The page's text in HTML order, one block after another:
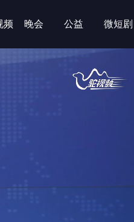
频 晚会 公益 微短剧